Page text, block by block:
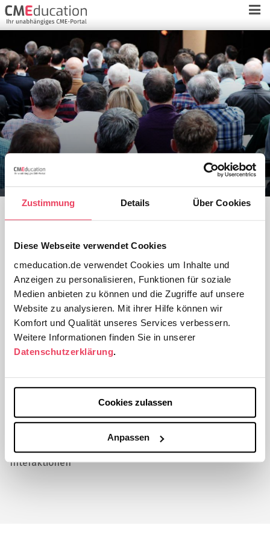
Zustimmung Details Über Cookies
Diese Webseite verwendet Cookies
cmeducation.de verwendet Cookies um Inhalte und
Anzeigen zu personalisieren, Funktionen für soziale
Medien anbieten zu können und die Zugriffe auf unsere
Website zu analysieren. Mit ihrer Hilfe können wir
Komfort und Qualität unseres Services verbessern.
Weitere Informationen finden Sie in unserer
Datenschutzerklärung.
Cookies zulassen
Anpassen
Dr. med.
Wolfgang Nachbauer
Medizinische Universität Innsbruck
Österreich
Vollmitglied des europäischen Netzwerks für seltene
neurologische Erkrankungen (ERN-RND)
Fortbildungen im Bereich:
Neurologie
Interaktionen
Melden Sie sich jetzt für unseren Newsletter
an